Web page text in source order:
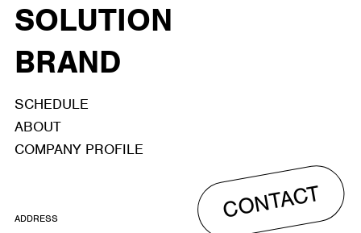
SOLUTION
BRAND
SCHEDULE
ABOUT
COMPANY PROFILE
CONTACT
ADDRESS